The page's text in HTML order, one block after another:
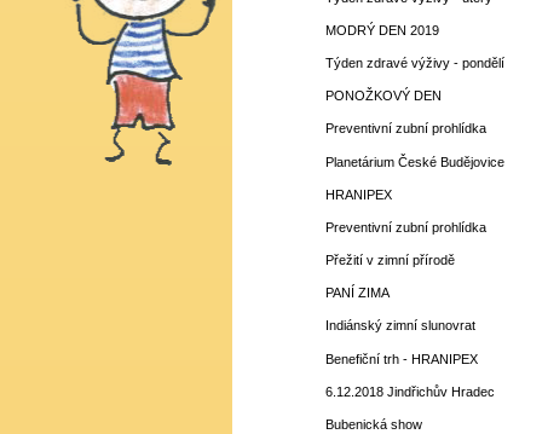
MODRÝ DEN 2019
Týden zdravé výživy - pondělí
PONOŽKOVÝ DEN
Preventivní zubní prohlídka
Planetárium České Budějovice
HRANIPEX
Preventivní zubní prohlídka
Přežití v zimní přírodě
PANÍ ZIMA
Indiánský zimní slunovrat
Benefiční trh - HRANIPEX
6.12.2018 Jindřichův Hradec
Bubenická show